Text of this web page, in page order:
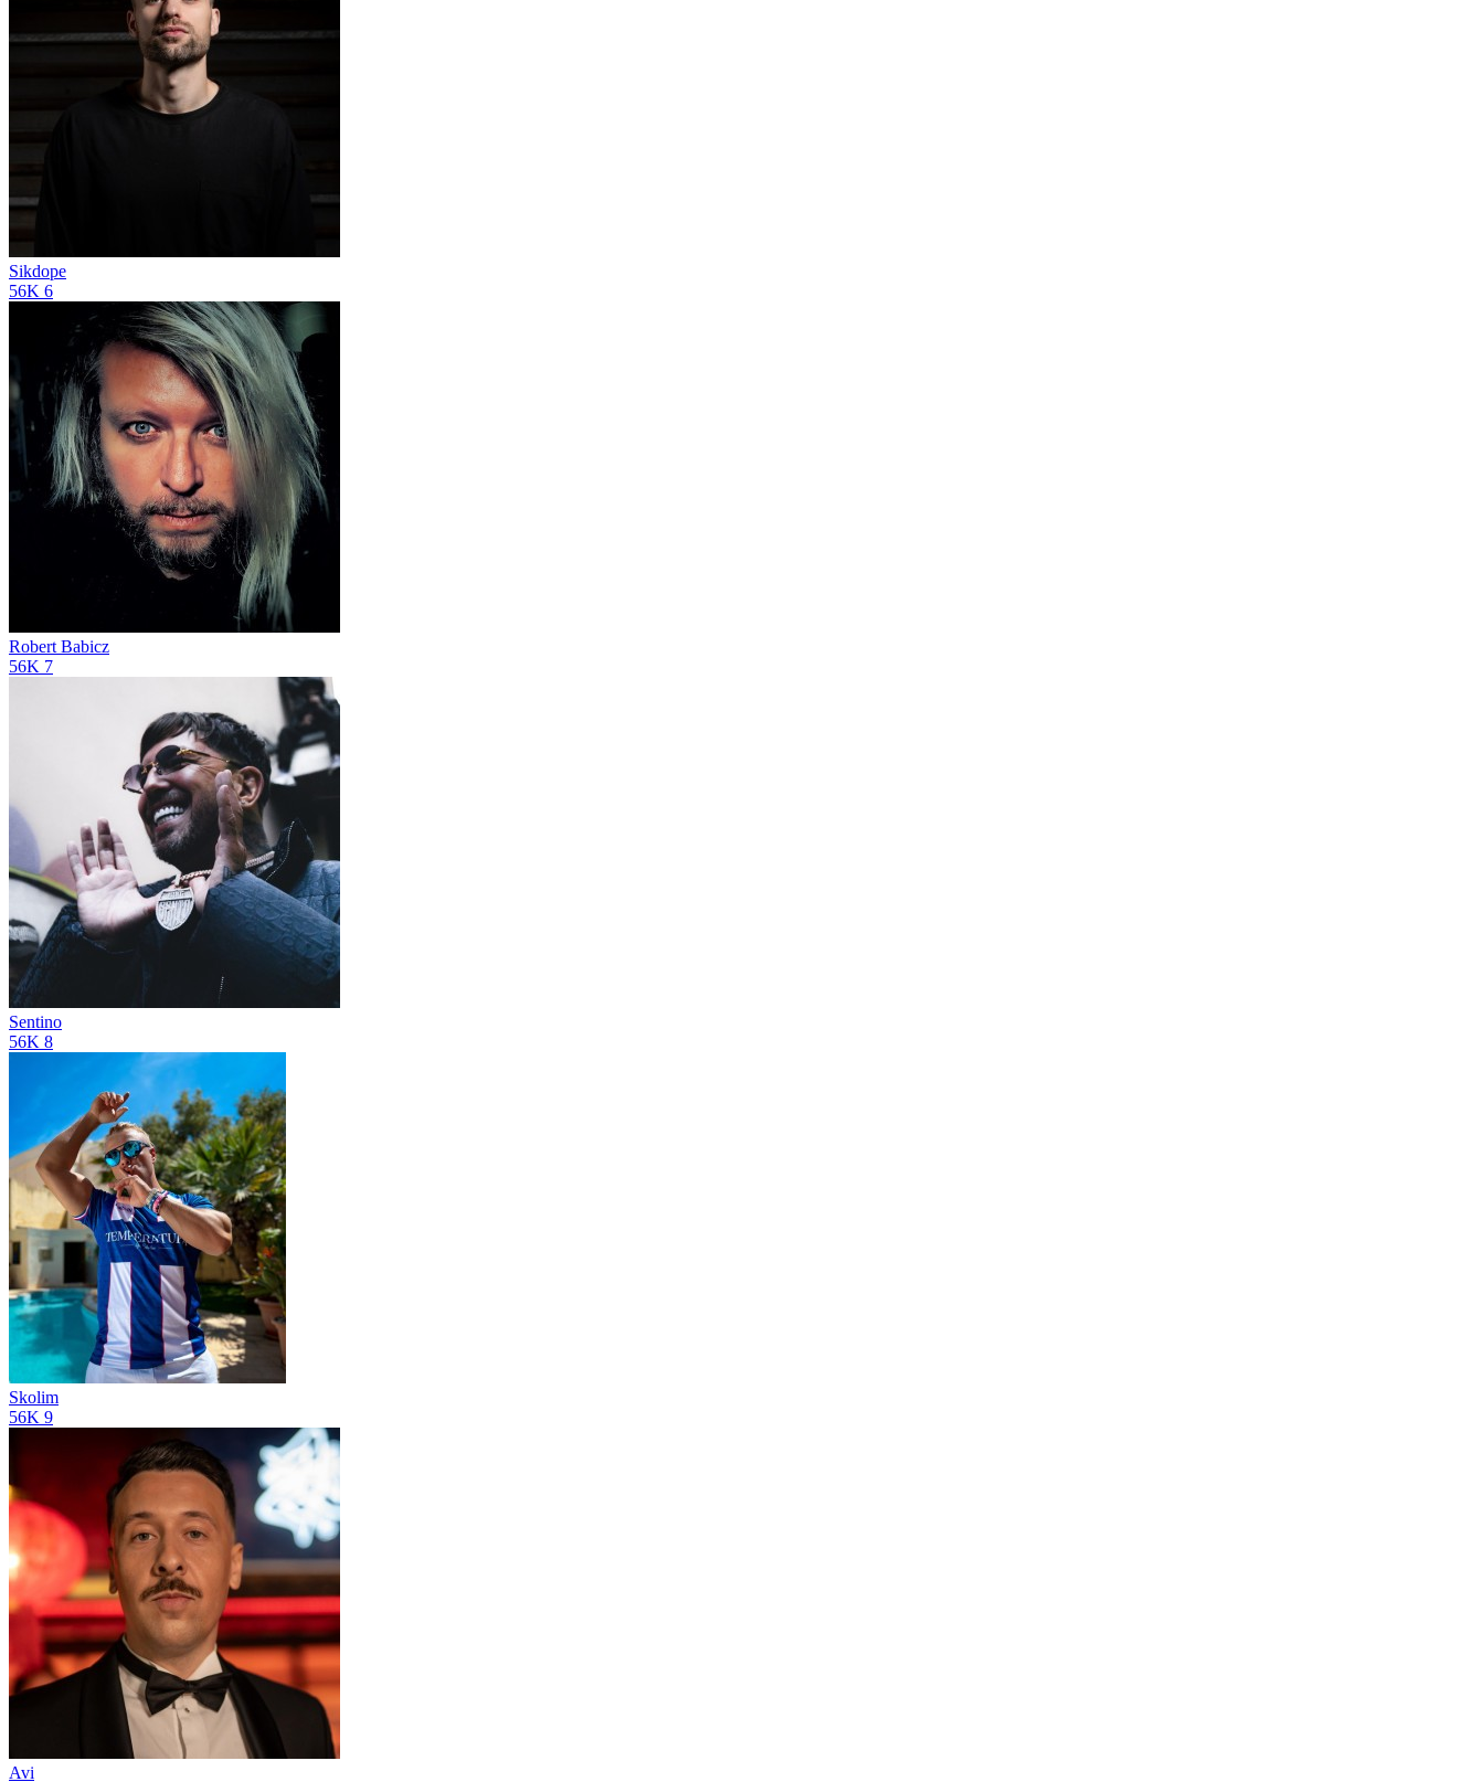
Sikdope
56K 6
Robert Babicz
56K 7
Sentino
56K 8
Skolim
56K 9
Avi